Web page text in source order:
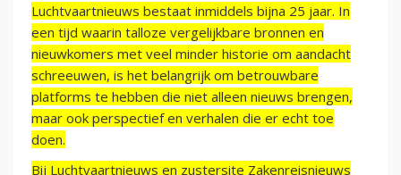
Luchtvaartnieuws bestaat inmiddels bijna 25 jaar. In
een tijd waarin talloze vergelijkbare bronnen en
nieuwkomers met veel minder historie om aandacht
schreeuwen, is het belangrijk om betrouwbare
platforms te hebben die niet alleen nieuws brengen,
maar ook perspectief en verhalen die er echt toe
doen.
Bij Luchtvaartnieuws en zustersite Zakenreisnieuws